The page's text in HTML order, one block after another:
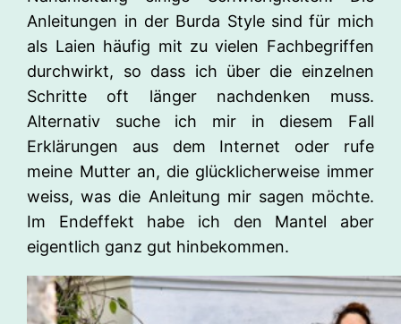
Anleitungen in der Burda Style sind für mich
als Laien häufig mit zu vielen Fachbegriffen
durchwirkt, so dass ich über die einzelnen
Schritte oft länger nachdenken muss.
Alternativ suche ich mir in diesem Fall
Erklärungen aus dem Internet oder rufe
meine Mutter an, die glücklicherweise immer
weiss, was die Anleitung mir sagen möchte.
Im Endeffekt habe ich den Mantel aber
eigentlich ganz gut hinbekommen.